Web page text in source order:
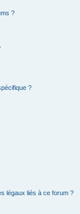
?
?
légaux liés à ce forum ?